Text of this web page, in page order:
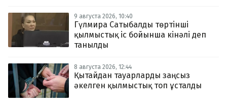
9 августа 2026, 10:40
Гүлмира Сатыбалды төртінші
қылмыстық іс бойынша кінәлі деп
танылды
8 августа 2026, 12:44
Қытайдан тауарларды заңсыз
әкелген қылмыстық топ ұсталды